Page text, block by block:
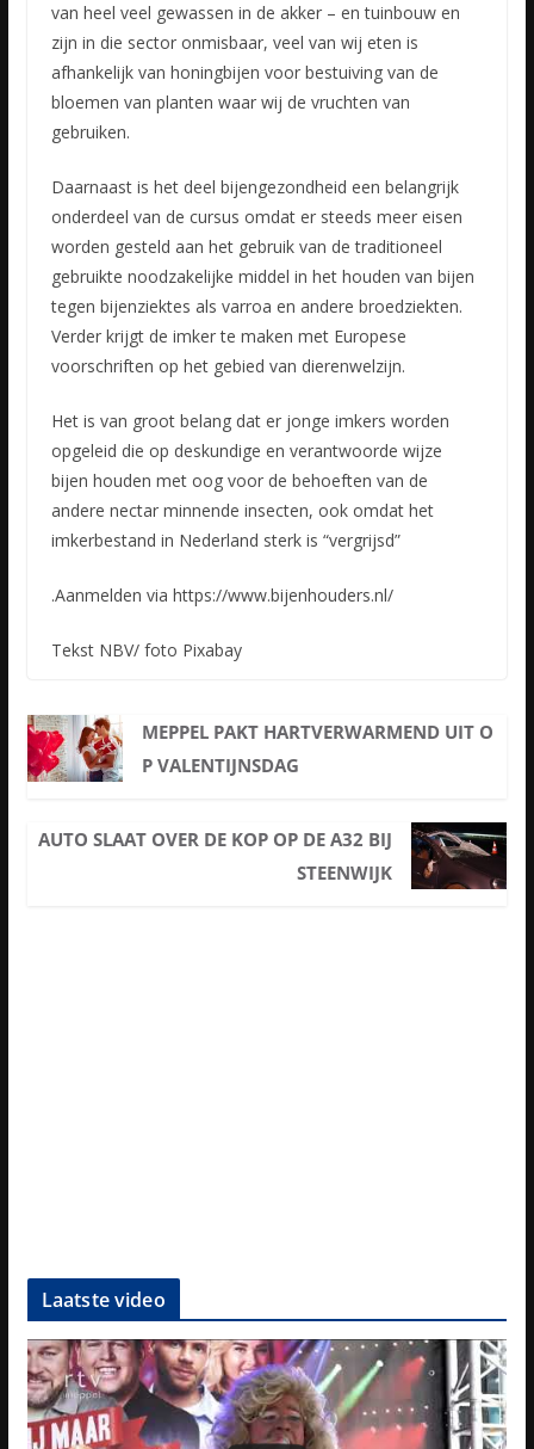
van heel veel gewassen in de akker – en tuinbouw en
zijn in die sector onmisbaar, veel van wij eten is
afhankelijk van honingbijen voor bestuiving van de
bloemen van planten waar wij de vruchten van
gebruiken.
Daarnaast is het deel bijengezondheid een belangrijk
onderdeel van de cursus omdat er steeds meer eisen
worden gesteld aan het gebruik van de traditioneel
gebruikte noodzakelijke middel in het houden van bijen
tegen bijenziektes als varroa en andere broedziekten.
Verder krijgt de imker te maken met Europese
voorschriften op het gebied van dierenwelzijn.
Het is van groot belang dat er jonge imkers worden
opgeleid die op deskundige en verantwoorde wijze
bijen houden met oog voor de behoeften van de
andere nectar minnende insecten, ook omdat het
imkerbestand in Nederland sterk is “vergrijsd”
.Aanmelden via https://www.bijenhouders.nl/
Tekst NBV/ foto Pixabay
MEPPEL PAKT HARTVERWARMEND UIT O
P VALENTIJNSDAG
AUTO SLAAT OVER DE KOP OP DE A32 BIJ
STEENWIJK
Laatste video